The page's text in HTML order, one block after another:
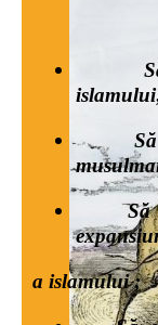
Să
Să
a islamului ;